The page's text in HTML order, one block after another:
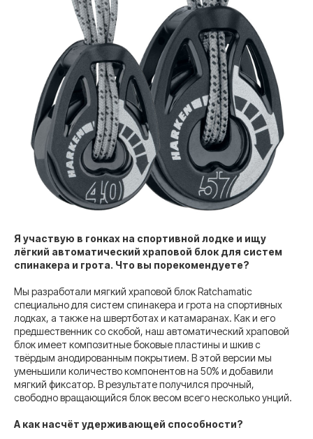
Я участвую в гонках на спортивной лодке и ищу
лёгкий автоматический храповой блок для систем
спинакера и грота. Что вы порекомендуете?
Мы разработали мягкий храповой блок Ratchamatic
специально для систем спинакера и грота на спортивных
лодках, а также на швертботах и катамаранах. Как и его
предшественник со скобой, наш автоматический храповой
блок имеет композитные боковые пластины и шкив с
твёрдым анодированным покрытием. В этой версии мы
уменьшили количество компонентов на 50% и добавили
мягкий фиксатор. В результате получился прочный,
свободно вращающийся блок весом всего несколько унций.
А как насчёт удерживающей способности?